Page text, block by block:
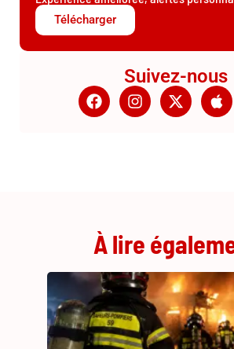
Télécharger
Suivez-nous
À lire